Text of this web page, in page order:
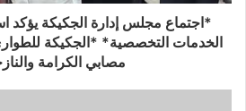
*اجتماع مجلس إدارة الجكيكة يؤكد
الخدمات التخصصية* *الجكيكة
مصابي الكرامة